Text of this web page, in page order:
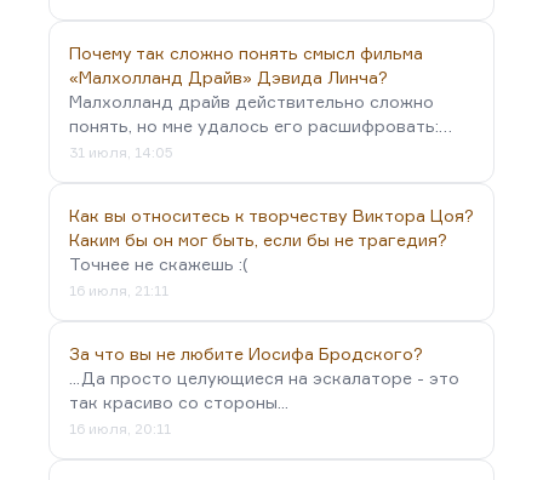
Почему так сложно понять смысл фильма
«Малхолланд Драйв» Дэвида Линча?
Малхолланд драйв действительно сложно
понять, но мне удалось его расшифровать:…
31 июля, 14:05
Как вы относитесь к творчеству Виктора Цоя?
Каким бы он мог быть, если бы не трагедия?
Точнее не скажешь :(
16 июля, 21:11
За что вы не любите Иосифа Бродского?
...Да просто целующиеся на эскалаторе - это
так красиво со стороны...
16 июля, 20:11